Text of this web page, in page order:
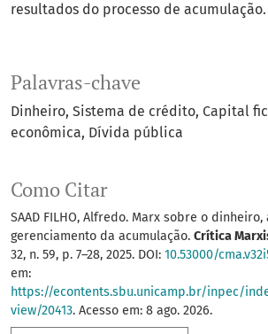
Palavras-chave
Dinheiro Sistema de crédito Capital
econômica Dívida pública
Como Citar
SAAD FILHO, Alfredo. Marx sobre o
gerenciamento da acumulação. Crítica
32, n. 59, p. 7–28, 2025. DOI: 10.53000/
em:
https://econtents.sbu.unicamp.br/inpec/
view/20413. Acesso em: 8 ago. 2026.
resultados do processo de acumulação.